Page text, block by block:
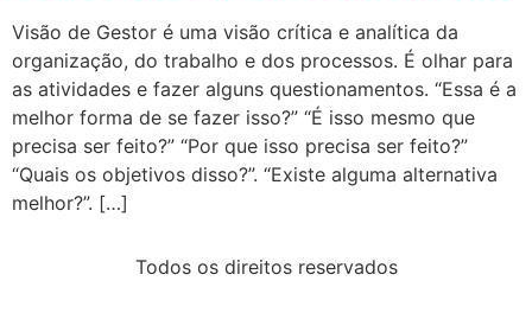
Visão de Gestor é uma visão crítica e analítica da
organização, do trabalho e dos processos. É olhar para
as atividades e fazer alguns questionamentos. “Essa é a
melhor forma de se fazer isso?” “É isso mesmo que
precisa ser feito?” “Por que isso precisa ser feito?”
“Quais os objetivos disso?”. “Existe alguma alternativa
melhor?”. […]
Todos os direitos reservados